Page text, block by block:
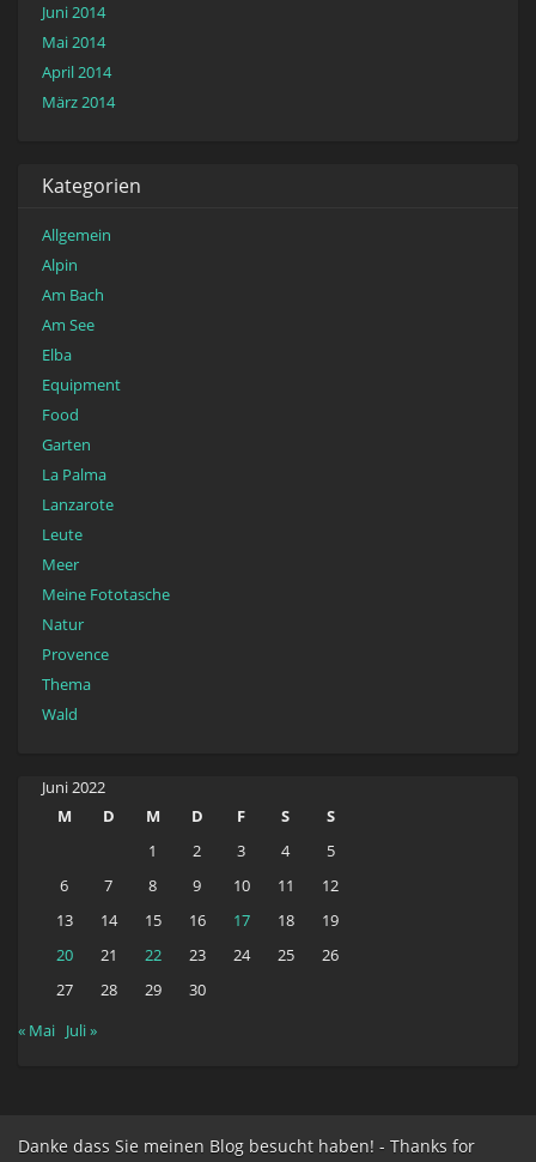
Juni 2014
Mai 2014
April 2014
März 2014
Kategorien
Allgemein
Alpin
Am Bach
Am See
Elba
Equipment
Food
Garten
La Palma
Lanzarote
Leute
Meer
Meine Fototasche
Natur
Provence
Thema
Wald
Juni 2022
M
D M D F S
S
1
2 3 4
5
6
7 8 9 10 11
12
13
14 15 16 17 18
19
20
21 22 23 24 25
26
27
28 29
30
« Mai Juli »
Danke dass Sie meinen Blog besucht haben! - Thanks for